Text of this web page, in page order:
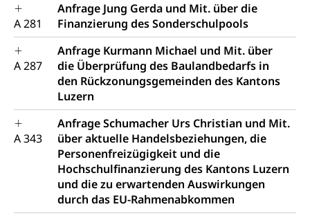
A 281
Anfrage Jung Gerda und Mit. über die
Finanzierung des Sonderschulpools
A 287
Anfrage Kurmann Michael und Mit. über
die Überprüfung des Baulandbedarfs in
den Rückzonungsgemeinden des Kantons
Luzern
A 343
Anfrage Schumacher Urs Christian und Mit.
über aktuelle Handelsbeziehungen, die
Personenfreizügigkeit und die
Hochschulfinanzierung des Kantons Luzern
und die zu erwartenden Auswirkungen
durch das EU-Rahmenabkommen